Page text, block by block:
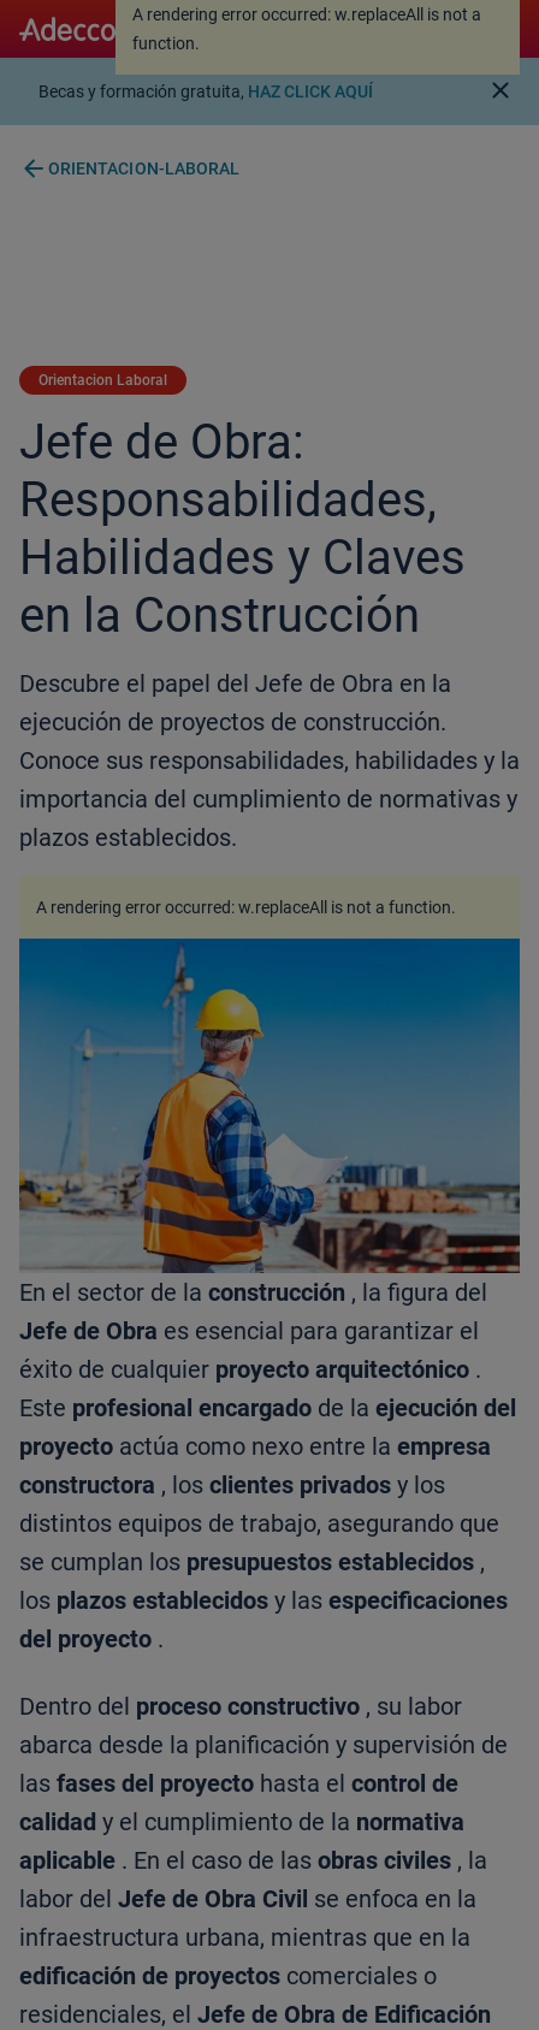
A rendering error occurred:
function.
A rendering error occurred:w.replaceAll is not a
function.
Becas y formación gratuita, HAZ CLICK AQUÍ close
arrow_back ORIENTACION-LABORAL
Orientacion Laboral
Jefe de Obra:
Responsabilidades,
Habilidades y Claves
en la Construcción
Descubre el papel del Jefe de Obra en la
ejecución de proyectos de construcción.
Conoce sus responsabilidades, habilidades y la
importancia del cumplimiento de normativas y
plazos establecidos.
En el sector de la construcción , la figura del
Jefe de Obra es esencial para garantizar el
éxito de cualquier proyecto arquitectónico .
Este profesional encargado de la ejecución del
proyecto actúa como nexo entre la empresa
constructora , los clientes privados y los
distintos equipos de trabajo, asegurando que
se cumplan los presupuestos establecidos ,
los plazos establecidos y las especificaciones
del proyecto .
Dentro del proceso constructivo , su labor
abarca desde la planificación y supervisión de
las fases del proyecto hasta el control de
calidad y el cumplimiento de la normativa
aplicable . En el caso de las obras civiles , la
labor del Jefe de Obra Civil se enfoca en la
infraestructura urbana, mientras que en la
edificación de proyectos comerciales o
residenciales, el Jefe de Obra de Edificación
A rendering error occurred:w.replaceAll is not a function.